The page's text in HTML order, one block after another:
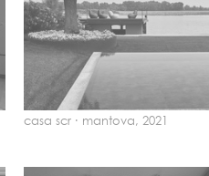
casa scr · mantova, 2021